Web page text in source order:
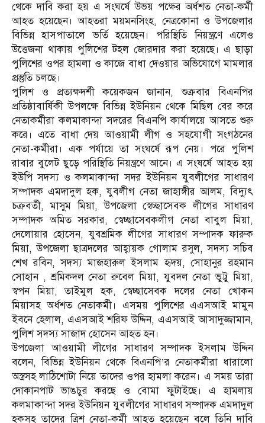
থেকে দাবি করা হয় এ সংঘর্ষে উভয় পক্ষের অর্ধশত নেতা-কর্মী
আহত হয়েছেন। আহতরা ময়মনসিংহ, নেত্রকোনা ও উপজেলার
বিভিন্ন হাসপাতালে ভর্তি হয়েছেন। পরিস্থিতি নিয়ন্ত্রণে এলেও
উত্তেজনা থাকায় পুলিশের টহল জোরদার করা হয়েছে। এ ছাড়া
পুলিশের ওপর হামলা ও কাজে বাধা দেওয়ার অভিযোগে মামলার
প্রস্তুতি চলছে।
পুলিশ ও প্রত্যক্ষদর্শী কয়েকজন জানান, শুক্রবার বিএনপির
প্রতিষ্ঠাবার্ষিকী উপলক্ষে বিভিন্ন ইউনিয়ন থেকে মিছিল বের করে
নেতাকর্মীরা কলমাকান্দা সদরের বিএনপি কার্যালয়ে আসতে শুরু
করে। এতে বাধা দেয় আওয়ামী লীগ ও সহযোগী সংগঠনের
নেতা-কর্মীরা। এক পর্যায়ে তা সংঘর্ষে রূপ নেয়। পরে পুলিশ
রাবার বুলেট ছুড়ে পরিস্থিতি নিয়ন্ত্রণে আনে। এ সংষর্ষে আহত হয়
ইউপি সদস্য ও কলমাকান্দা সদর ইউনিয়ন যুবলীগের সাধারণ
সম্পাদক এমদাদুল হক, যুবলীগ নেতা জাহাঙ্গীর আলম, বিদ্যুৎ
চক্রবর্তী, মাসুম মিয়া, উপজেলা স্বেচ্ছাসেবক লীগের সাধারণ
সম্পাদক অমিত সরকার, স্বেচ্ছাসেবকলীগ নেতা বাবুল মিয়া,
দেলোয়ার হোসেন, যুবশ্রমিক লীগের সাধারণ সম্পাদক ফারুক
মিয়া, উপজেলা ছাত্রদলের আহ্বায়ক গোলাম রসুল, সদস্য সচিব
শেখ রবিন, সদস্য মাজহারুল ইসলাম হৃদয়, সোহানুর রহমান
সোহান , শ্রমিকদল নেতা রুবেল মিয়া, যুবদল নেতা ভুট্টু মিয়া,
স্বপন মিয়া, তাইমুল হক, স্বেচ্ছাসেবক দলের নেতা খোকন
মিয়াসহ অর্ধশত নেতাকর্মী। এসময় পুলিশের এএসআই মামুন
ইবনে হেলাল, এএসআই শরিফ উদ্দিন, এএসআই আসাদুজ্জামান,
পুলিশ সদস্য সাজাদ হোসেন আহত হন।
উপজেলা আওয়ামী লীগের সাধারণ সম্পাদক ইসলাম উদ্দিন
বলেন, বিভিন্ন ইউনিয়ন থেকে বিএনপি’র নেতাকর্মীরা ধারালো
অস্ত্রসহ লাঠিশোটা নিয়ে তাদের ওপর হামলা করেন। এ সময় তারা
দোকানপাট ভাঙচুর করছে ও বোমা ফুটাইছে। এ হামলায়
কলমাকান্দা সদর ইউনিয়ন যুবলীগের সাধারণ সম্পাদক এমদাদুল
হকসহ তাদের ত্রিশ নেতা-কর্মী আহত হয়েছেন বলে তিনি দাবি